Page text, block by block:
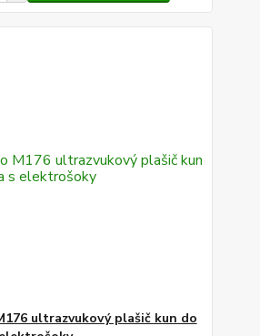
ultrazvukový plašič kun do